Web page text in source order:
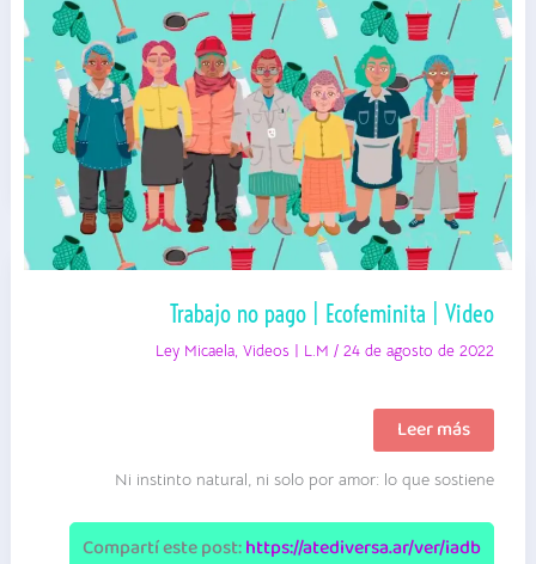
Trabajo no pago | Ecofeminita | Video
Ley Micaela,Videos | L.M /24 de agosto de 2022
Trabajo
no
|
|
Video
Leer más
Ni instinto natural, ni solo por amor: lo que sostiene
Compartí este post:https://atediversa.ar/ver/iadb